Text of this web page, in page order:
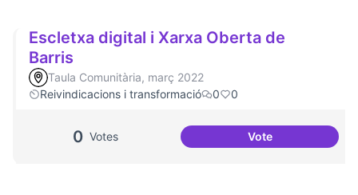
Escletxa digital i Xarxa Oberta de
Barris
Taula Comunitària, març 2022
Reivindicacions i transformació
0 0
0 Votes VoteEscletxa digital i